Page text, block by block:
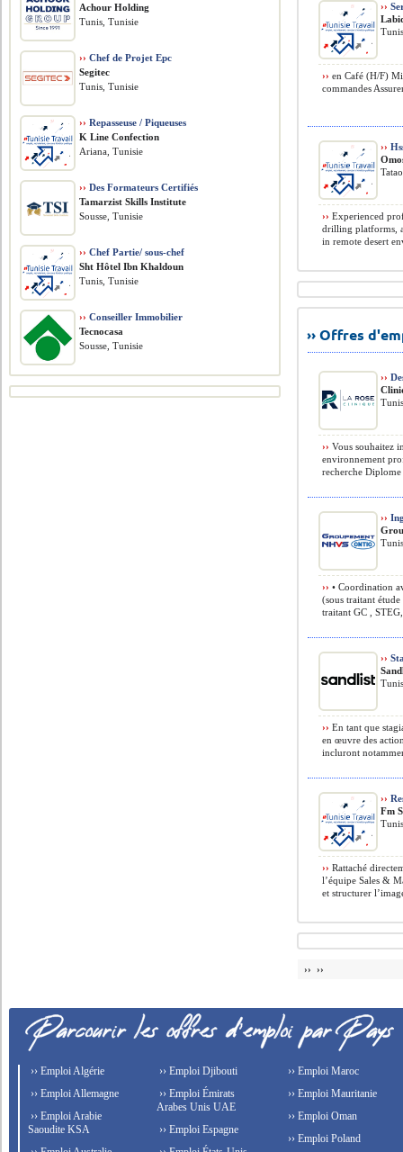
››
›› en Café (H/F)
commandes
››
›› Experienced
drilling platforms,
in remote desert
›› Offres
››
›› Vous souhaitez
environnement
recherche
››
›› • Coordination
(sous traitant
traitant GC ,
››
›› En tant que
en œuvre des
incluront
››
Fm
›› Rattaché
l’équipe Sales &
et structurer
›› ››
Achour Holding
Tunis, Tunisie
›› Chef de Projet Epc
Segitec
Tunis, Tunisie
›› Repasseuse / Piqueuses
K Line Confection
Ariana, Tunisie
›› Des Formateurs Certifiés
Tamarzist Skills Institute
Sousse, Tunisie
›› Chef Partie/ sous-chef
Sht Hôtel Ibn Khaldoun
Tunis, Tunisie
›› Conseiller Immobilier
Tecnocasa
Sousse, Tunisie
›› Emploi Algérie
›› Emploi Allemagne
›› Emploi Arabie
Saoudite KSA
›› Emploi Djibouti
›› Emploi Émirats
Arabes Unis UAE
›› Emploi Espagne
›› Emploi Maroc
›› Emploi Mauritanie
›› Emploi Oman
›› Emploi Poland